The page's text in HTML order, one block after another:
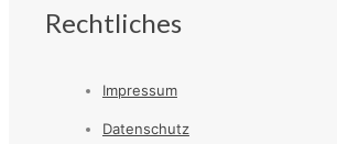
Rechtliches
Impressum
Datenschutz